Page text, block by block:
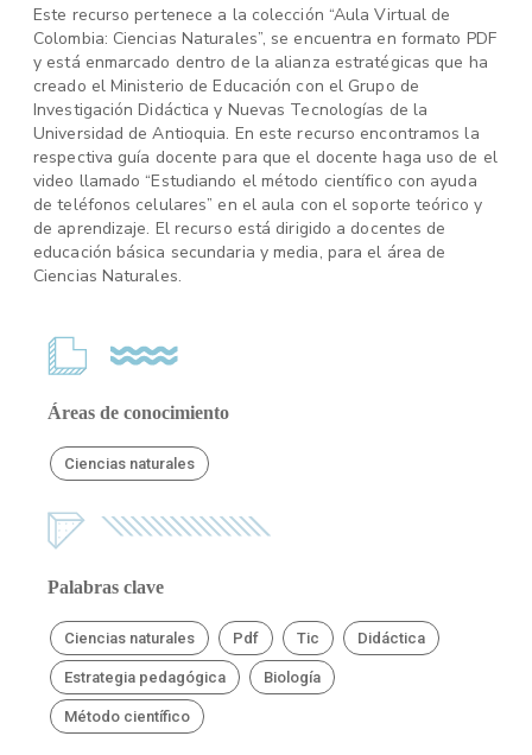
Este recurso pertenece a la colección “Aula Virtual de
Colombia: Ciencias Naturales”, se encuentra en formato PDF
y está enmarcado dentro de la alianza estratégicas que ha
creado el Ministerio de Educación con el Grupo de
Investigación Didáctica y Nuevas Tecnologías de la
Universidad de Antioquia. En este recurso encontramos la
respectiva guía docente para que el docente haga uso de el
video llamado “Estudiando el método científico con ayuda
de teléfonos celulares” en el aula con el soporte teórico y
de aprendizaje. El recurso está dirigido a docentes de
educación básica secundaria y media, para el área de
Ciencias Naturales.
Áreas de conocimiento
Ciencias naturales
Palabras clave
Ciencias naturales Pdf Tic Didáctica
Estrategia pedagógica Biología
Método científico